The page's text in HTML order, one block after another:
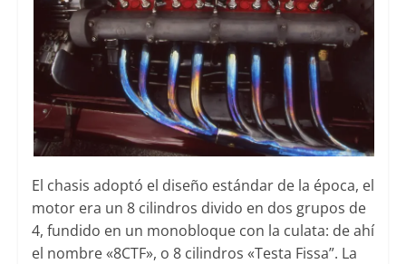
El chasis adoptó el diseño estándar de la época, el
motor era un 8 cilindros divido en dos grupos de
4, fundido en un monobloque con la culata: de ahí
el nombre «8CTF», o 8 cilindros «Testa Fissa”. La